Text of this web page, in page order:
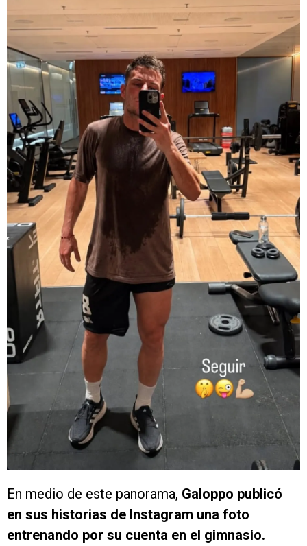
En medio de este panorama, Galoppo publicó
en sus historias de Instagram una foto
entrenando por su cuenta en el gimnasio.